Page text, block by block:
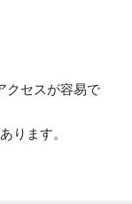
クセスが容易で
ります。